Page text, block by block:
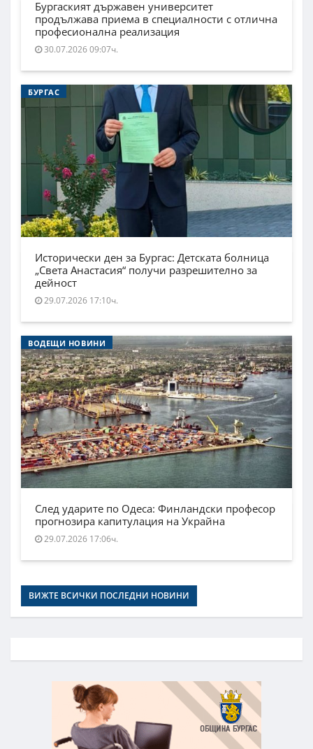
Бургаският държавен университет
продължава приема в специалности с отлична
професионална реализация
30.07.2026 09:07ч.
БУРГАС
Исторически ден за Бургас: Детската болница
„Света Анастасия“ получи разрешително за
дейност
29.07.2026 17:10ч.
ВОДЕЩИ НОВИНИ
След ударите по Одеса: Финландски професор
прогнозира капитулация на Украйна
29.07.2026 17:06ч.
ВИЖТЕ ВСИЧКИ ПОСЛЕДНИ НОВИНИ